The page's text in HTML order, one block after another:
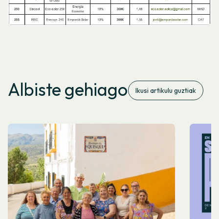
Albiste gehiago Ikusi artikulu guztiak